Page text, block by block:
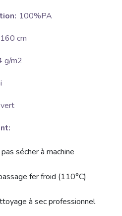
100%PA
160 cm
g/m2
vert
sécher à machine
fer froid (110°C)
à sec professionnel